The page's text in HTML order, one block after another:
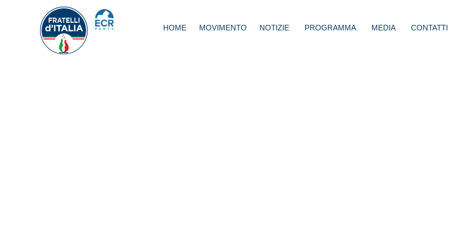
HOME MOVIMENTO NOTIZIE PROGRAMMA MEDIA CONTATTI